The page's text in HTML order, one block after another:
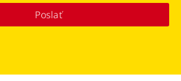
Poslať